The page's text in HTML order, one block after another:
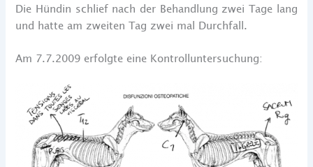
Die Hündin schlief nach der Behandlung zwei Tage lang
und hatte am zweiten Tag zwei mal Durchfall.
Am 7.7.2009 erfolgte eine Kontrolluntersuchung: